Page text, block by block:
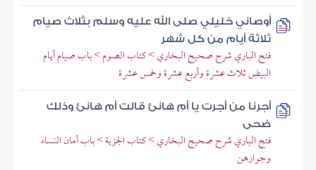
أوصاني خليلي صلى الله عليه وسلم بثلاث صيام
ثلاثة أيام من كل شهر
فتح الباري شرح صحيح البخاري > كتاب الصوم > باب صيام أيام
البيض ثلاث عشرة وأربع عشرة وخمس عشرة
أجرنا من أجرت يا أم هانئ قالت أم هانئ وذلك
ضحى
فتح الباري شرح صحيح البخاري > كتاب الجزية > باب أمان النساء
وجوارهن